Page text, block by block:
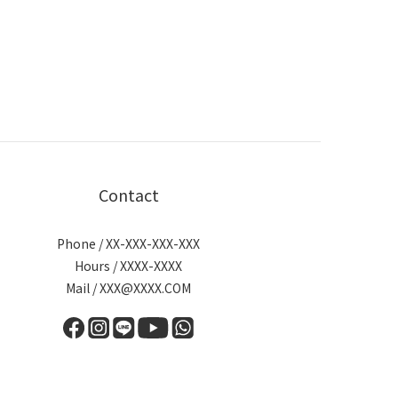
Contact
Phone / XX-XXX-XXX-XXX
Hours / XXXX-XXXX
Mail / XXX@XXXX.COM